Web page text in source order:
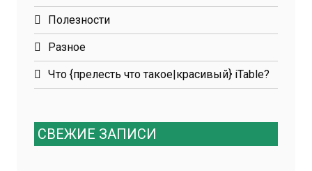
Полезности
Разное
Что {прелесть что такое|красивый} iTable?
СВЕЖИЕ ЗАПИСИ